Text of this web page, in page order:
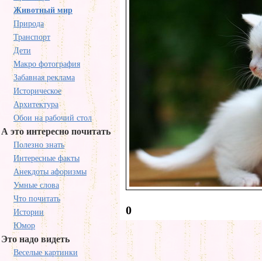
Животный мир
Природа
Транспорт
Дети
Макро фотография
Забавная реклама
Историческое
Архитектура
Обои на рабочий стол
А это интересно почитать
Полезно знать
Интересные факты
Анекдоты афоризмы
Умные слова
Что почитать
Истории
Юмор
Это надо видеть
Веселые картинки
0